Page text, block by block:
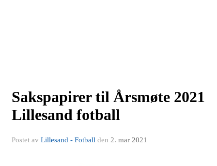
Sakspapirer til Årsmøte 2021
Lillesand fotball
Postet av Lillesand - Fotball den 2. mar 2021